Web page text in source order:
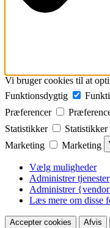
Vi bruger cookies til at
Funktionsdygtig
Præferencer
Statistikker
Statistikker
Marketing
Marketing
Vælg muligheder
Administrer tjenester
Administrer
Læs mere om disse
Accepter cookies Afvis